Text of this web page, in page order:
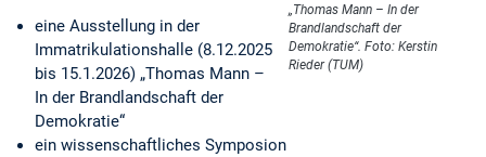
„Thomas Mann – In der
Brandlandschaft der
Demokratie“. Foto: Kerstin
Rieder (TUM)
eine Ausstellung in der
Immatrikulationshalle (8.12.2025
bis 15.1.2026) „Thomas Mann –
In der Brandlandschaft der
Demokratie“
ein wissenschaftliches Symposion